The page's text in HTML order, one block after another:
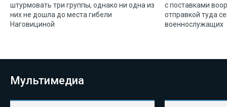
штурмовать три группы, однако ни одна из
них не дошла до места гибели
Наговициной
с поставками
отправкой туда
военнослужащих
Мультимедиа